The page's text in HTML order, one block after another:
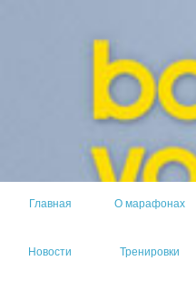
Главная О марафонах
Новости Тренировки